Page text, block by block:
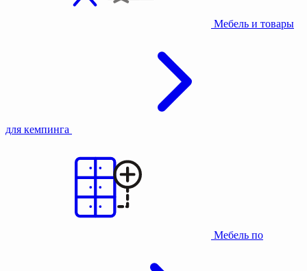
Мебель и товары
для кемпинга
Мебель по